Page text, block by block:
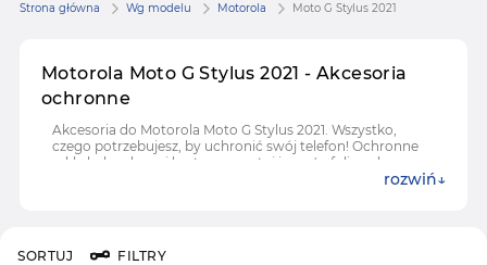
Motorola Moto G Stylus 2021 - Akcesoria
ochronne
Akcesoria do Motorola Moto G Stylus 2021. Wszystko,
czego potrzebujesz, by uchronić swój telefon! Ochronne
szkła hybrydowe i hartowane, etui i case'y, folie ochronne
rozwiń
Strona główna Wg modelu Motorola Moto G Stylus 2021
FILTRY
SORTUJ